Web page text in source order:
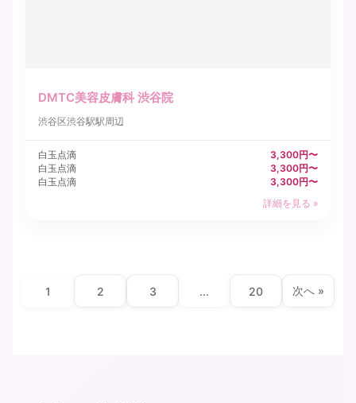
DMTC美容皮膚科 渋谷院
渋谷区渋谷駅駅周辺
白玉点滴
3,300円〜
白玉点滴
3,300円〜
白玉点滴
3,300円〜
詳細を見る »
1 2 3 ... 20 次へ »